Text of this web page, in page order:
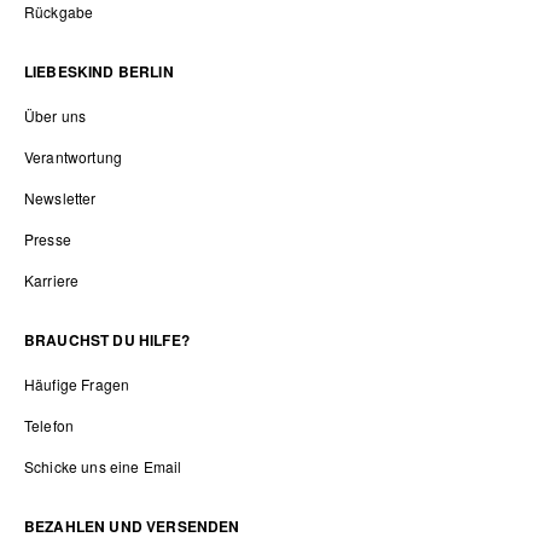
Rückgabe
LIEBESKIND BERLIN
Über uns
Verantwortung
Newsletter
Presse
Karriere
BRAUCHST DU HILFE?
Häufige Fragen
Telefon
Schicke uns eine Email
BEZAHLEN UND VERSENDEN